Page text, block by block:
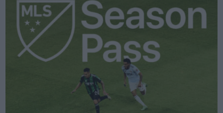
VIEW POST